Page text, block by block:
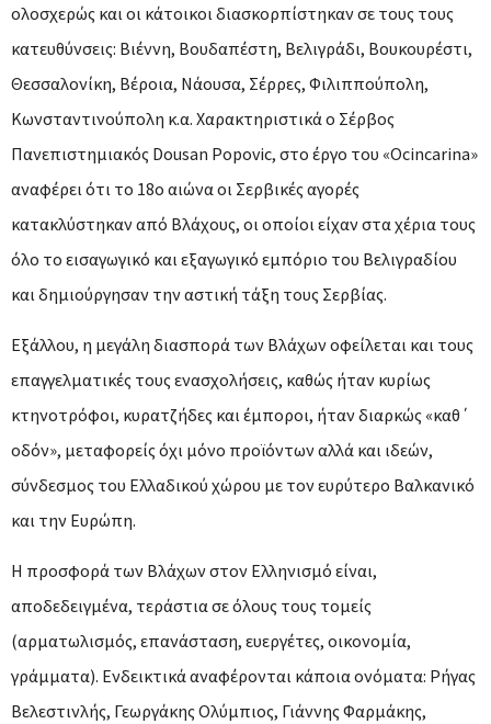
ολοσχερώς και οι κάτοικοι διασκορπίστηκαν σε τους τους
κατευθύνσεις: Βιέννη, Βουδαπέστη, Βελιγράδι, Βουκουρέστι,
Θεσσαλονίκη, Βέροια, Νάουσα, Σέρρες, Φιλιππούπολη,
Κωνσταντινούπολη κ.α. Χαρακτηριστικά ο Σέρβος
Πανεπιστημιακός Dousan Popovic, στο έργο του «Οcincarina»
αναφέρει ότι το 18ο αιώνα οι Σερβικές αγορές
κατακλύστηκαν από Βλάχους, οι οποίοι είχαν στα χέρια τους
όλο το εισαγωγικό και εξαγωγικό εμπόριο του Βελιγραδίου
και δημιούργησαν την αστική τάξη τους Σερβίας.
Εξάλλου, η μεγάλη διασπορά των Βλάχων οφείλεται και τους
επαγγελματικές τους ενασχολήσεις, καθώς ήταν κυρίως
κτηνοτρόφοι, κυρατζήδες και έμποροι, ήταν διαρκώς «καθ΄
οδόν», μεταφορείς όχι μόνο προϊόντων αλλά και ιδεών,
σύνδεσμος του Ελλαδικού χώρου με τον ευρύτερο Βαλκανικό
και την Ευρώπη.
Η προσφορά των Βλάχων στον Ελληνισμό είναι,
αποδεδειγμένα, τεράστια σε όλους τους τομείς
(αρματωλισμός, επανάσταση, ευεργέτες, οικονομία,
γράμματα). Ενδεικτικά αναφέρονται κάποια ονόματα: Ρήγας
Βελεστινλής, Γεωργάκης Ολύμπιος, Γιάννης Φαρμάκης,